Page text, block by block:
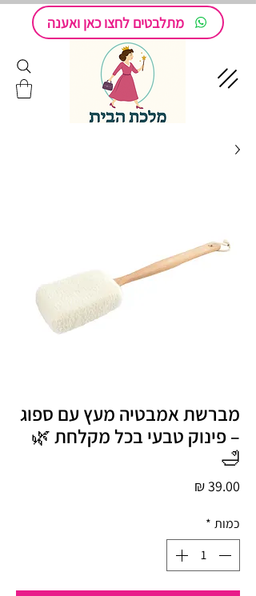
מתלבטים לחצו כאן ואענה
מברשת אמבטיה מעץ עם ספוג
– פינוק טבעי בכל מקלחת 🌿
🛁
כמות *